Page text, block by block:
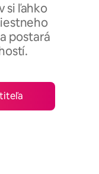
si ľahko
postará